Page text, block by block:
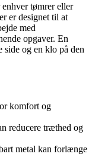
tømrer eller
er designet til at
med
opgaver. En
side og en klo på den
komfort og
reducere træthed og
metal kan forlænge